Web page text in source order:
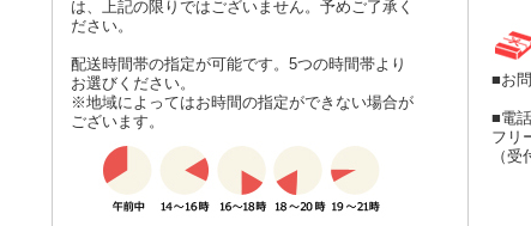
は、上記の限りではございません。予めご了承く
ださい。
配送時間帯の指定が可能です。5つの時間帯より
お選びください。
※地域によってはお時間の指定ができない場合が
ございます。
■お
■電
フリ
（